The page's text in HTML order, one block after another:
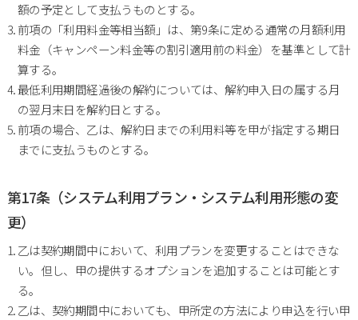
額の予定として支払うものとする。
前項の「利用料金等相当額」は、第9条に定める通常の月額利用
料金（キャンペーン料金等の割引適用前の料金）を基準として計
算する。
最低利用期間経過後の解約については、解約申入日の属する月
の翌月末日を解約日とする。
前項の場合、乙は、解約日までの利用料等を甲が指定する期日
までに支払うものとする。
第17条（システム利用プラン・システム利用形態の変
更）
乙は契約期間中において、利用プランを変更することはできな
い。但し、甲の提供するオプションを追加することは可能とす
る。
乙は、契約期間中においても、甲所定の方法により申込を行い甲